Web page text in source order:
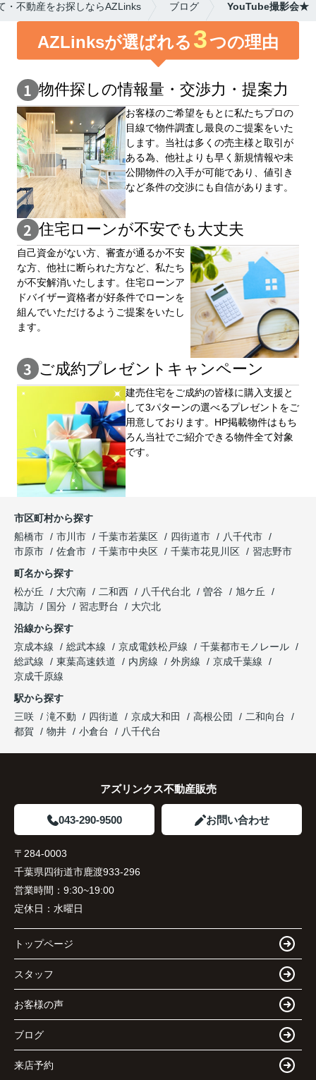
・不動産をお探しならAZLinks ブログ YouTube撮影会★
AZLinksが選ばれる 3つの理由
物件探しの情報量・交渉⼒・提案⼒
お客様のご希望をもとに私たちプロの
目線で物件調査し最良のご提案をいた
します。当社は多くの売主様と取引が
ある為、他社よりも早く新規情報や未
公開物件の⼊手が可能であり、値引き
など条件の交渉にも自信があります。
住宅ローンが不安でも大丈夫
自⼰資⾦がない⽅、審査が通るか不安
な⽅、他社に断られた⽅など、私たち
が不安解消いたします。住宅ローンア
ドバイザー資格者が好条件でローンを
組んでいただけるようご提案をいたし
ます。
ご成約プレゼントキャンペーン
建売住宅をご成約の皆様に購⼊⽀援と
して3パターンの選べるプレゼントをご
用意しております。HP掲載物件はもち
ろん当社でご紹介できる物件全て対象
です。
市区町村から探す
船橋市
市川市 千葉市若葉区 四街道市
八千代市
市原市
佐倉市 千葉市中央区 千葉市花見川区
習志野市
町名から探す
松が丘
大穴南 二和西 八千代台北 曽谷
旭ケ丘
諏訪
国分 習志野台
大穴北
沿線から探す
京成本線
総武本線 京成電鉄松戸線
千葉都市モノレール
総武線
東葉高速鉄道 内房線 外房線
京成千葉線
京成千原線
駅から探す
三咲
滝不動 四街道 京成大和田 高根公団
二和向台
都賀
物井 小倉台 八千代台
アズリンクス不動産販売
043-290-9500 お問い合わせ
〒284-0003
千葉県四街道市鹿渡933-296
営業時間： 9:30~19:00
定休日： 水曜日
トップページ
スタッフ
お客様の声
ブログ
来店予約